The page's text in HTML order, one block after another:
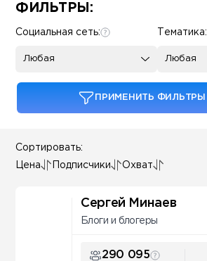
Some SEO Title
ФИЛЬТРЫ:
Тематика:
Любая
Социальная сеть:
Любая
ПРИМЕНИТЬ ФИЛЬТРЫ
Сортировать:
Цена Подписчики Охват
Сергей Минаев
Блоги и блогеры
290 095